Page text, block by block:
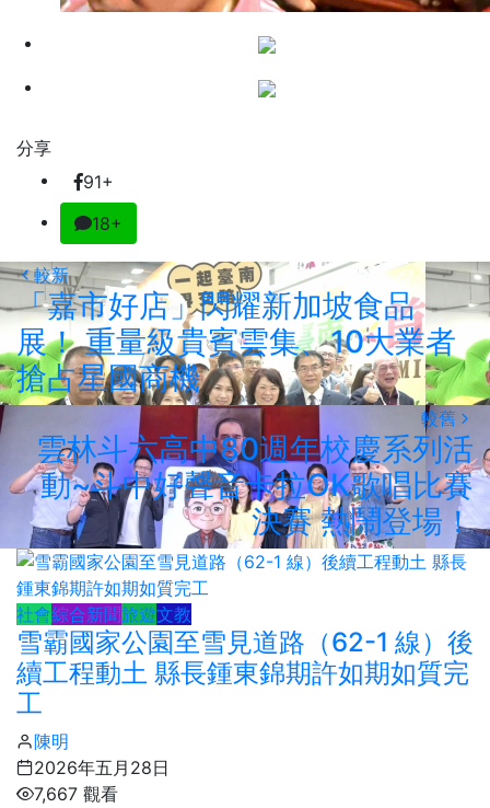
分享
91+
18+
較新
「嘉市好店」閃耀新加坡食品
展！ 重量級貴賓雲集、10大業者
搶占星國商機
較舊
雲林斗六高中80週年校慶系列活
動~斗中好聲音卡拉OK歌唱比賽
決賽 熱鬧登場！
社會綜合新聞旅遊文教
雪霸國家公園至雪見道路（62-1 線）後
續工程動土 縣長鍾東錦期許如期如質完
工
陳明
2026年五月28日
7,667 觀看